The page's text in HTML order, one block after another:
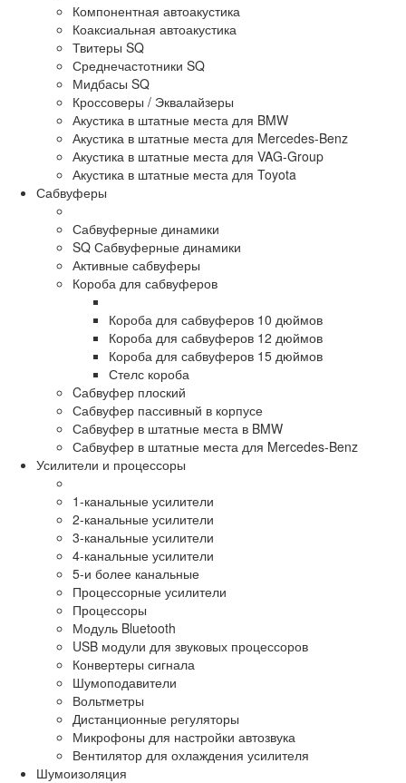
Компонентная автоакустика
Коаксиальная автоакустика
Твитеры SQ
Среднечастотники SQ
Мидбасы SQ
Кроссоверы / Эквалайзеры
Акустика в штатные места для BMW
Акустика в штатные места для Mercedes-Benz
Акустика в штатные места для VAG-Group
Акустика в штатные места для Toyota
Сабвуферы
Сабвуферные динамики
SQ Сабвуферные динамики
Активные сабвуферы
Короба для сабвуферов
Короба для сабвуферов 10 дюймов
Короба для сабвуферов 12 дюймов
Короба для сабвуферов 15 дюймов
Стелс короба
Cабвуфер плоский
Сабвуфер пассивный в корпусе
Сабвуфер в штатные места в BMW
Сабвуфер в штатные места для Mercedes-Benz
Усилители и процессоры
1-канальные усилители
2-канальные усилители
3-канальные усилители
4-канальные усилители
5-и более канальные
Процессорные усилители
Процессоры
Модуль Bluetooth
USB модули для звуковых процессоров
Конвертеры сигнала
Шумоподавители
Вольтметры
Дистанционные регуляторы
Микрофоны для настройки автозвука
Вентилятор для охлаждения усилителя
Шумоизоляция